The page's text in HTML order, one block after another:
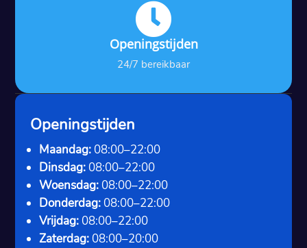

Openingstijden
24/7 bereikbaar
Openingstijden
Maandag: 08:00–22:00
Dinsdag: 08:00–22:00
Woensdag: 08:00–22:00
Donderdag: 08:00–22:00
Vrijdag: 08:00–22:00
Zaterdag: 08:00–20:00